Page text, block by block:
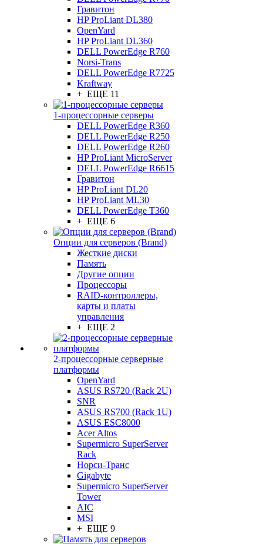
Гравитон
HP ProLiant DL380
OpenYard
HP ProLiant DL360
DELL PowerEdge R760
Norsi-Trans
DELL PowerEdge R7725
Kraftway
+ ЕЩЕ 11
1-процессорные серверы
DELL PowerEdge R360
DELL PowerEdge R250
DELL PowerEdge R260
HP ProLiant MicroServer
DELL PowerEdge R6615
Гравитон
HP ProLiant DL20
HP ProLiant ML30
DELL PowerEdge T360
+ ЕЩЕ 6
Опции для серверов (Brand)
Жесткие диски
Память
Другие опции
Процессоры
RAID-контроллеры,
карты и платы
управления
+ ЕЩЕ 2
2-процессорные серверные
платформы
OpenYard
ASUS RS720 (Rack 2U)
SNR
ASUS RS700 (Rack 1U)
ASUS ESC8000
Acer Altos
Supermicro SuperServer
Rack
Норси-Транс
Gigabyte
Supermicro SuperServer
Tower
AIC
MSI
+ ЕЩЕ 9